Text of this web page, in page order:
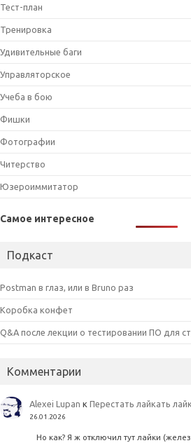
Тест-план
Тренировка
Удивительные баги
Управляторское
Учеба в бою
Фишки
Фотографии
Читерство
Юзероиммитатор
Самое интересное
Подкаст
Postman в глаз, или в Bruno раз
Коробка конфет
Q&A после лекции о тестировании ПО для
Комментарии
Alexei Lupan кПерестать лайкать
26.01.2026
Но как? Я ж отключил тут лайки